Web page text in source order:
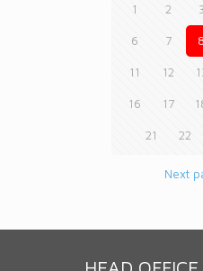
1 2 3
6 7 8
11 12
16 17
21 22
Next